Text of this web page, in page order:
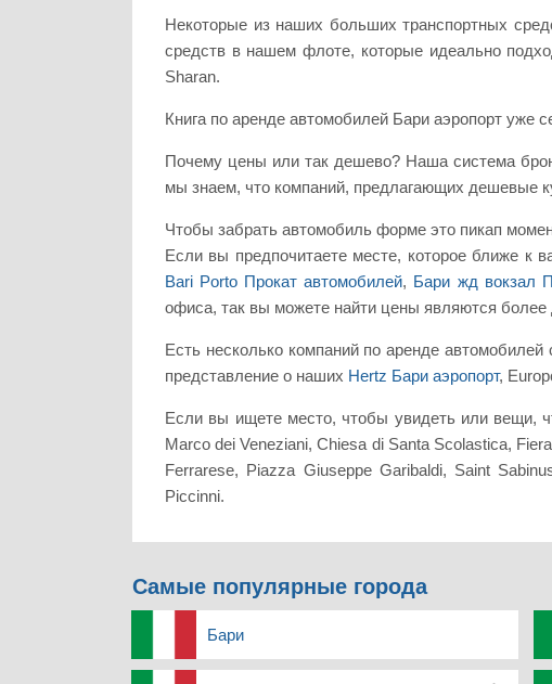
Некоторые из наших больших транспортных
средств в нашем флоте, которые идеально
Sharan.
Книга по аренде автомобилей Бари аэропорт
Почему цены или так дешево? Наша система
мы знаем, что компаний, предлагающих дешевые
Чтобы забрать автомобиль форме это пикап
Если вы предпочитаете месте, которое ближе к
Bari Porto Прокат автомобилей, Бари жд вокзал
офиса, так вы можете найти цены являются более
Есть несколько компаний по аренде
представление о наших Hertz Бари аэропорт,
Если вы ищете место, чтобы увидеть или вещи,
Marco dei Veneziani, Chiesa di Santa Scolastica,
Ferrarese, Piazza Giuseppe Garibaldi, Saint
Piccinni.
Самые популярные города
Бари